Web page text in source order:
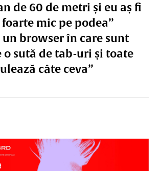
de 60 de metri și eu aș fi
foarte mic pe podea”
un browser în care sunt
o sută de tab-uri și toate
câte ceva”